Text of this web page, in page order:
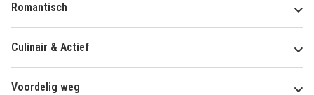
Romantisch
Culinair & Actief
Voordelig weg